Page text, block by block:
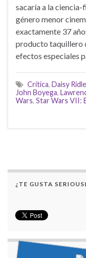
sacaría a la
género menor
exactamente 37
producto taquillero
efectos especiales
Crítica, Daisy
John Boyega,
Wars, Star Wars VII:
¿TE GUSTA